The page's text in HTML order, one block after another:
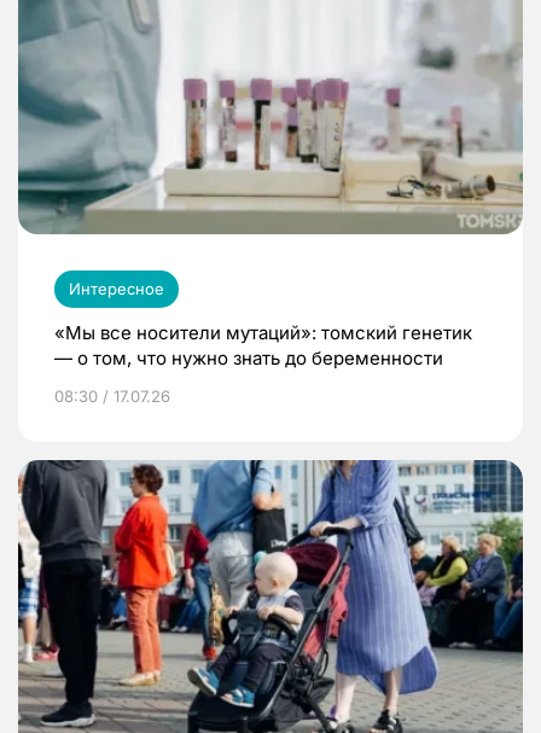
Интересное
«Мы все носители мутаций»: томский генетик
— о том, что нужно знать до беременности
08:30 / 17.07.26